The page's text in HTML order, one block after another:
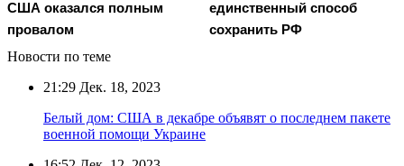
США оказался полным
провалом
единственный способ
сохранить РФ
Новости по теме
21:29 Дек. 18, 2023
Белый дом: США в декабре объявят о последнем пакете
военной помощи Украине